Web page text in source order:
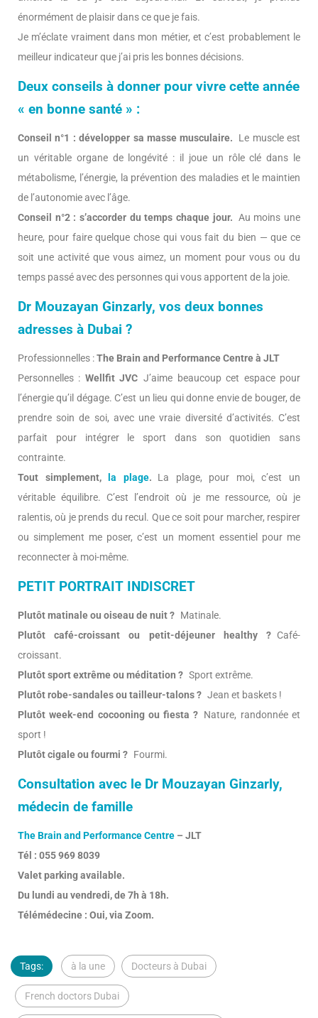
énormément de plaisir dans ce que je fais.
Je m’éclate vraiment dans mon métier, et c’est probablement le
meilleur indicateur que j’ai pris les bonnes décisions.
Deux conseils à donner pour vivre cette année
« en bonne santé » :
Conseil n°1 : développer sa masse musculaire. Le muscle est
un véritable organe de longévité : il joue un rôle clé dans le
métabolisme, l’énergie, la prévention des maladies et le maintien
de l’autonomie avec l’âge.
Conseil n°2 : s’accorder du temps chaque jour. Au moins une
heure, pour faire quelque chose qui vous fait du bien — que ce
soit une activité que vous aimez, un moment pour vous ou du
temps passé avec des personnes qui vous apportent de la joie.
Dr Mouzayan Ginzarly, vos deux bonnes
adresses à Dubai ?
Professionnelles :The Brain and Performance Centre à JLT
Personnelles : Wellfit JVC J’aime beaucoup cet espace pour
l’énergie qu’il dégage. C’est un lieu qui donne envie de bouger, de
prendre soin de soi, avec une vraie diversité d’activités. C’est
parfait pour intégrer le sport dans son quotidien sans
contrainte.
Tout simplement,
la plage. La plage, pour moi, c’est un
véritable équilibre. C’est l’endroit où je me ressource, où je
ralentis, où je prends du recul. Que ce soit pour marcher, respirer
ou simplement me poser, c’est un moment essentiel pour me
reconnecter à moi-même.
PETIT PORTRAIT INDISCRET
Plutôt matinale ou oiseau de nuit ? Matinale.
Plutôt café-croissant ou petit-déjeuner healthy ? Café-
croissant.
Plutôt sport extrême ou méditation ? Sport extrême.
Plutôt robe-sandales ou tailleur-talons ? Jean et baskets !
Plutôt week-end cocooning ou fiesta ? Nature, randonnée et
sport !
Plutôt cigale ou fourmi ? Fourmi.
Consultation avec le Dr Mouzayan Ginzarly,
médecin de famille
The Brain and Performance Centre – JLT
Tél : 055 969 8039
Valet parking available.
Du lundi au vendredi, de 7h à 18h.
Télémédecine : Oui, via Zoom.
Tags: à la une Docteurs à Dubai
French doctors Dubai